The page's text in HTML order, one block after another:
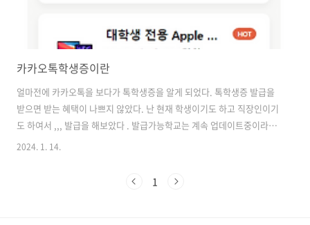
카카오톡학생증이란
얼마전에 카카오톡을 보다가 톡학생증을 알게 되었다. 톡학생증 발급을
받으면 받는 혜택이 나쁘지 않았다. 난 현재 학생이기도 하고 직장인이기
도 하여서 ,,, 발급을 해보았다 . 발급가능학교는 계속 업데이트중이라고
한다. 수료 또는 제적인상태는 안된다고 하니 참고 해야 겠다.
생증 무료 🎓온·오프라인 학생 인증부터 대학생 전용 할인 혜택까지! 지
2024. 1. 14.
1